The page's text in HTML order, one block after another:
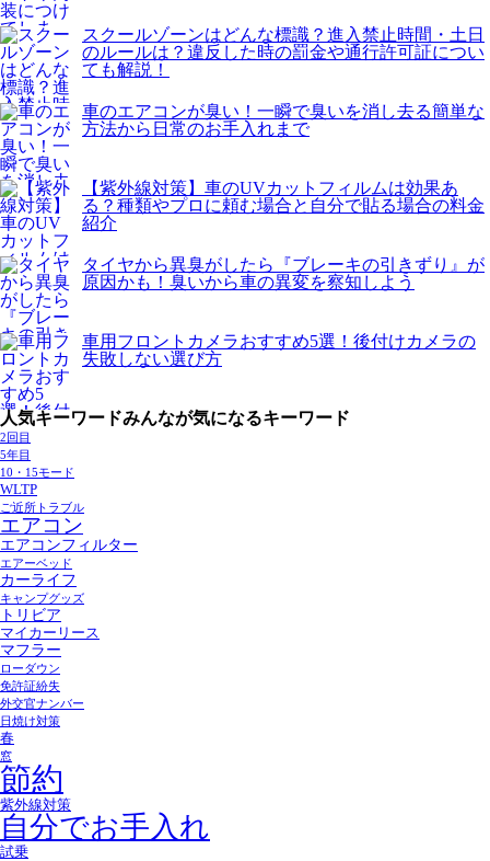
スクールゾーンはどんな標識？進入禁止時間・土日
のルールは？違反した時の罰金や通行許可証につい
ても解説！
車のエアコンが臭い！一瞬で臭いを消し去る簡単な
方法から日常のお手入れまで
【紫外線対策】車のUVカットフィルムは効果あ
る？種類やプロに頼む場合と自分で貼る場合の料金
紹介
タイヤから異臭がしたら『ブレーキの引きずり』が
原因かも！臭いから車の異変を察知しよう
車用フロントカメラおすすめ5選！後付けカメラの
失敗しない選び方
人気キーワードみんなが気になるキーワード
2回目
5年目
10・15モード
WLTP
ご近所トラブル
エアコン
エアコンフィルター
エアーベッド
カーライフ
キャンプグッズ
トリビア
マイカーリース
マフラー
ローダウン
免許証紛失
外交官ナンバー
日焼け対策
春
窓
節約
紫外線対策
自分でお手入れ
試乗